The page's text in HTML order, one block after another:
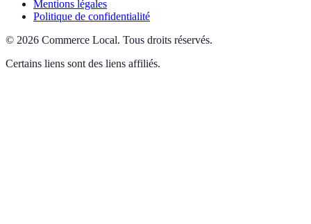
Mentions légales
Politique de confidentialité
© 2026 Commerce Local. Tous droits réservés.
Certains liens sont des liens affiliés.